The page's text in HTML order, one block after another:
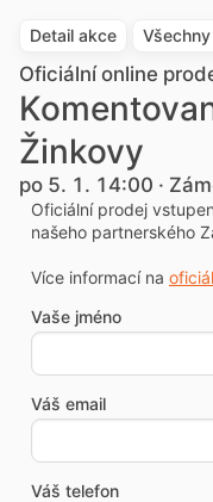
Detail akce
Oficiální online
Žinkovy
po 5. 1. 14:00 ·
Oficiální prodej
našeho partnerského
Více informací na
Vaše jméno
Váš email
Váš telefon